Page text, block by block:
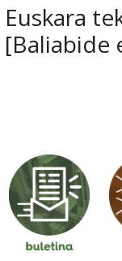
Euskara
[Baliabide